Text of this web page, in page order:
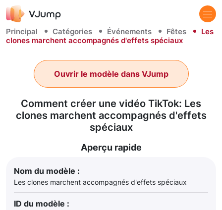
Principal Catégories Événements Fêtes
Les
clones marchent accompagnés d'effets spéciaux
Comment créer une vidéo TikTok: Les
clones marchent accompagnés d'effets
spéciaux
Ouvrir le modèle dans VJump
Aperçu rapide
Nom du modèle :
Les clones marchent accompagnés d'effets spéciaux
ID du modèle :